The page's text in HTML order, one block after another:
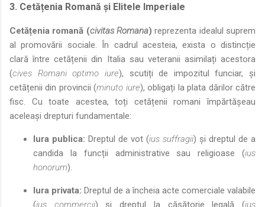
3. Cetățenia Romană și Elitele Imperiale
Cetățenia romană (civitas Romana) reprezenta idealul suprem
al promovării sociale. În cadrul acesteia, exista o distincție
clară între cetățenii din Italia sau veteranii asimilați acestora
(cives Romani optimo iure), scutiți de impozitul funciar, și
cetățenii din provincii (minuto iure), obligați la plata dărilor către
fisc. Cu toate acestea, toți cetățenii romani împărtășeau
aceleași drepturi fundamentale:
Iura publica: Dreptul de vot (ius suffragii) și dreptul de a
candida la funcții administrative sau religioase (ius
honorum).
Iura privata: Dreptul de a încheia acte comerciale valabile
(ius commercii) și dreptul la căsătorie legală (ius